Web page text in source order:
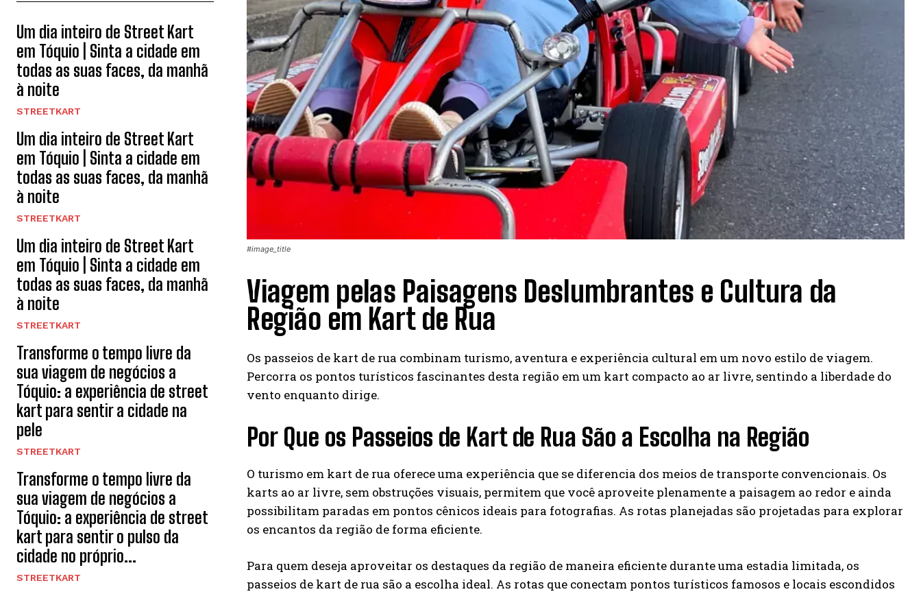
Um dia inteiro de Street Kart
em Tóquio | Sinta a cidade em
todas as suas faces, da manhã
à noite
STREETKART
Um dia inteiro de Street Kart
em Tóquio | Sinta a cidade em
todas as suas faces, da manhã
à noite
STREETKART
Um dia inteiro de Street Kart
em Tóquio | Sinta a cidade em
todas as suas faces, da manhã
à noite
STREETKART
Transforme o tempo livre da
sua viagem de negócios a
Tóquio: a experiência de street
kart para sentir a cidade na
pele
STREETKART
Transforme o tempo livre da
sua viagem de negócios a
Tóquio: a experiência de street
kart para sentir o pulso da
cidade no próprio...
STREETKART
#image_title
Viagem pelas Paisagens Deslumbrantes e Cultura da
Região em Kart de Rua
Os passeios de kart de rua combinam turismo, aventura e experiência cultural em um novo estilo de viagem.
Percorra os pontos turísticos fascinantes desta região em um kart compacto ao ar livre, sentindo a liberdade do
vento enquanto dirige.
Por Que os Passeios de Kart de Rua São a Escolha na Região
O turismo em kart de rua oferece uma experiência que se diferencia dos meios de transporte convencionais. Os
karts ao ar livre, sem obstruções visuais, permitem que você aproveite plenamente a paisagem ao redor e ainda
possibilitam paradas em pontos cênicos ideais para fotografias. As rotas planejadas são projetadas para explorar
os encantos da região de forma eficiente.
Para quem deseja aproveitar os destaques da região de maneira eficiente durante uma estadia limitada, os
passeios de kart de rua são a escolha ideal. As rotas que conectam pontos turísticos famosos e locais escondidos